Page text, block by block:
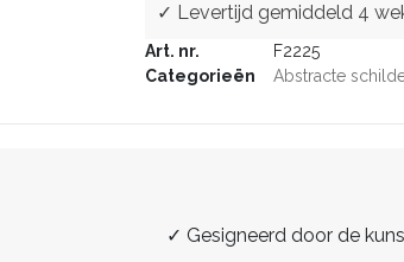
✓ Levertijd gemiddeld 4
Art. nr.
F2225
Categorieën
Abstracte
✓ Gesigneerd door de